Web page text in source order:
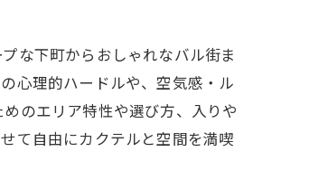
な下町からおしゃれなバル街ま
心理的ハードルや、空気感・ル
のエリア特性や選び方、入りや
て自由にカクテルと空間を満喫